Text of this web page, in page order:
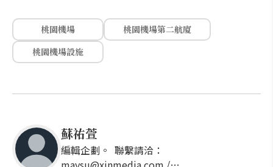
桃園機場
桃園機場第二航廈
桃園機場設施
蘇祐萱
編輯企劃。 聯繫請洽：